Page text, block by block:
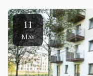
11
May